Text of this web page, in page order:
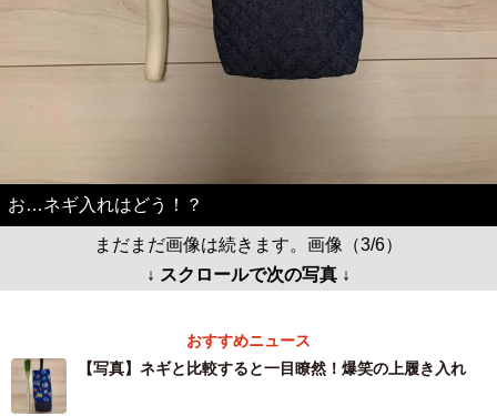
お…ネギ入れはどう！？
まだまだ画像は続きます。画像（3/6）
↓ スクロールで次の写真 ↓
おすすめニュース
【写真】ネギと比較すると一目瞭然！爆笑の上履き入れ